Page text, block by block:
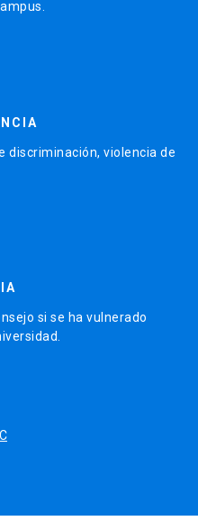
discriminación, violencia de
si se ha vulnerado